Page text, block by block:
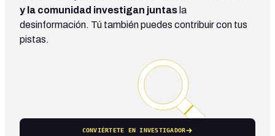
y la comunidad investigan juntas la
desinformación. Tú también puedes contribuir con tus
pistas.
CONVIÉRTETE EN INVESTIGADOR